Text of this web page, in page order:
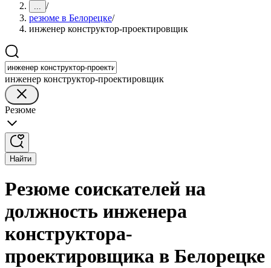
... /
резюме в Белорецке/
инженер конструктор-проектировщик
инженер конструктор-проектировщик
Резюме
Найти
Резюме соискателей на
должность инженера
конструктора-
проектировщика в Белорецке